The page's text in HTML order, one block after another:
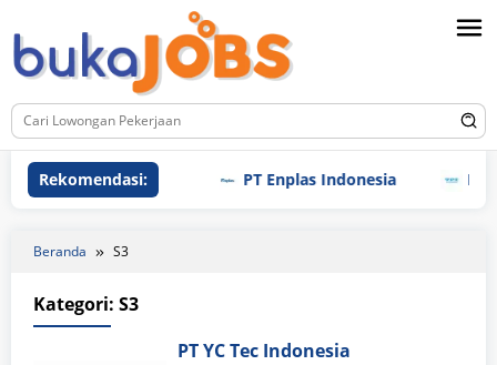
ke
konten
Rekomendasi: PT Enplas Indonesia PT
Beranda S3
Kategori: S3
PT YC Tec Indonesia